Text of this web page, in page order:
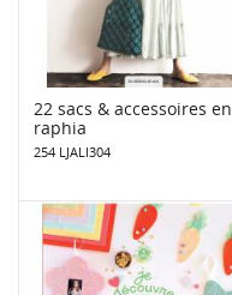
22 sacs & accessoires en
raphia
254 LJALI304